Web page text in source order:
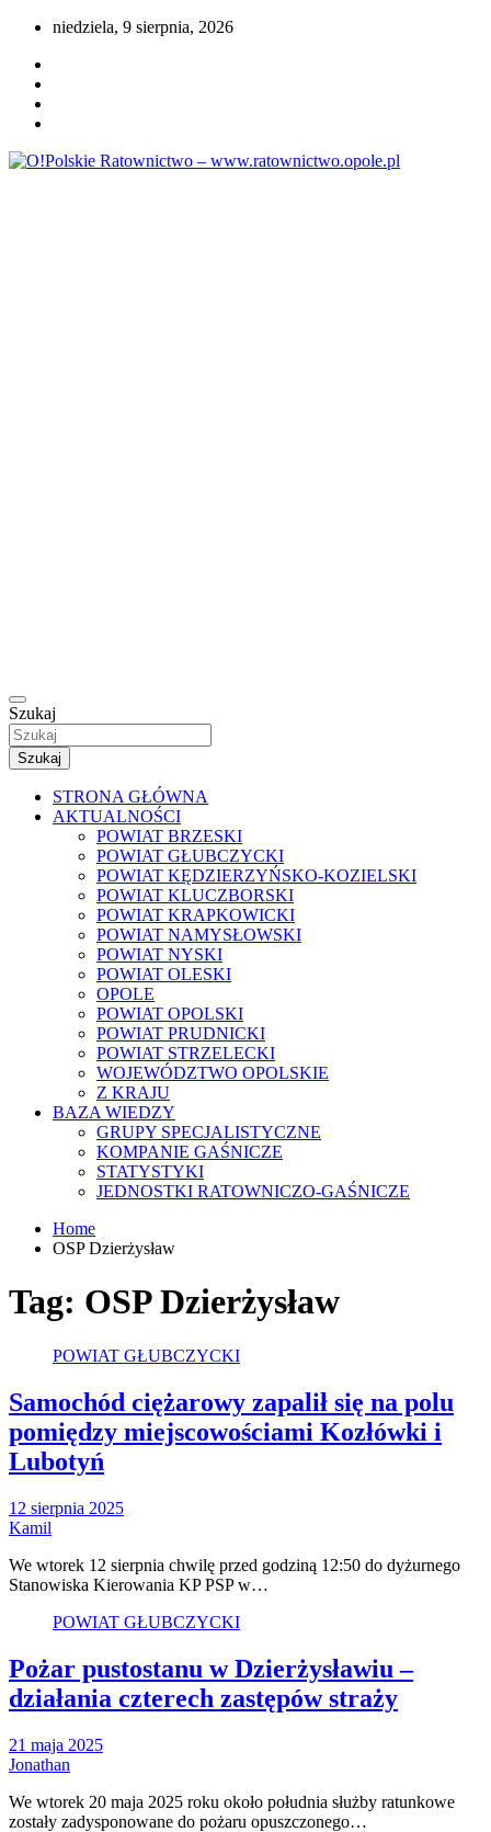
Przejdź
treści
niedziela, 9 sierpnia, 2026
Szukaj
Szukaj
STRONA GŁÓWNA
AKTUALNOŚCI
POWIAT BRZESKI
POWIAT GŁUBCZYCKI
POWIAT KĘDZIERZYŃSKO-KOZIELSKI
POWIAT KLUCZBORSKI
POWIAT KRAPKOWICKI
POWIAT NAMYSŁOWSKI
POWIAT NYSKI
POWIAT OLESKI
OPOLE
POWIAT OPOLSKI
POWIAT PRUDNICKI
POWIAT STRZELECKI
WOJEWÓDZTWO OPOLSKIE
Z KRAJU
BAZA WIEDZY
GRUPY SPECJALISTYCZNE
KOMPANIE GAŚNICZE
STATYSTYKI
JEDNOSTKI RATOWNICZO-GAŚNICZE
Home
OSP Dzierżysław
Tag: OSP Dzierżysław
POWIAT GŁUBCZYCKI
Samochód ciężarowy zapalił się na polu
pomiędzy miejscowościami Kozłówki i
Lubotyń
12 sierpnia 2025
Kamil
We wtorek 12 sierpnia chwilę przed godziną 12:50 do dyżurnego
Stanowiska Kierowania KP PSP w…
POWIAT GŁUBCZYCKI
Pożar pustostanu w Dzierżysławiu –
działania czterech zastępów straży
21 maja 2025
Jonathan
We wtorek 20 maja 2025 roku około południa służby ratunkowe
zostały zadysponowane do pożaru opuszczonego…